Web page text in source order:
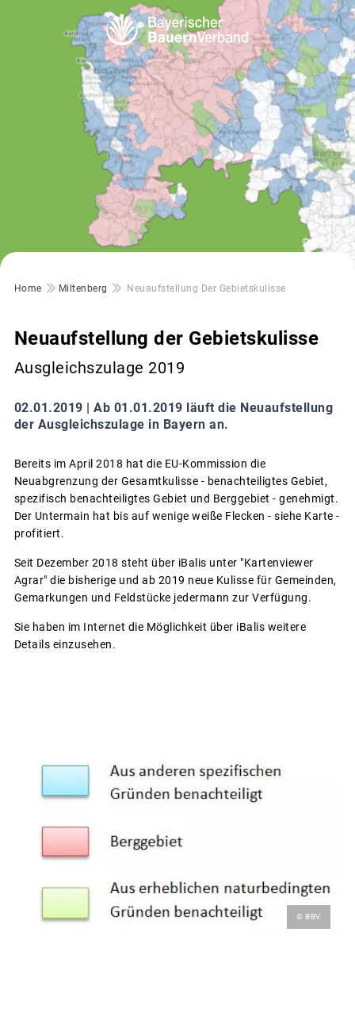
© iBALIS
Pfadnavigation
Home Miltenberg Neuaufstellung Der Gebietskulisse
Neuaufstellung der Gebietskulisse
Ausgleichszulage 2019
02.01.2019 | Ab 01.01.2019 läuft die Neuaufstellung
der Ausgleichszulage in Bayern an.
Bereits im April 2018 hat die EU-Kommission die
Neuabgrenzung der Gesamtkulisse - benachteiligtes Gebiet,
spezifisch benachteiligtes Gebiet und Berggebiet - genehmigt.
Der Untermain hat bis auf wenige weiße Flecken - siehe Karte -
profitiert.
Seit Dezember 2018 steht über iBalis unter "Kartenviewer
Agrar" die bisherige und ab 2019 neue Kulisse für Gemeinden,
Gemarkungen und Feldstücke jedermann zur Verfügung.
Sie haben im Internet die Möglichkeit über iBalis weitere
Details einzusehen.
© BBV